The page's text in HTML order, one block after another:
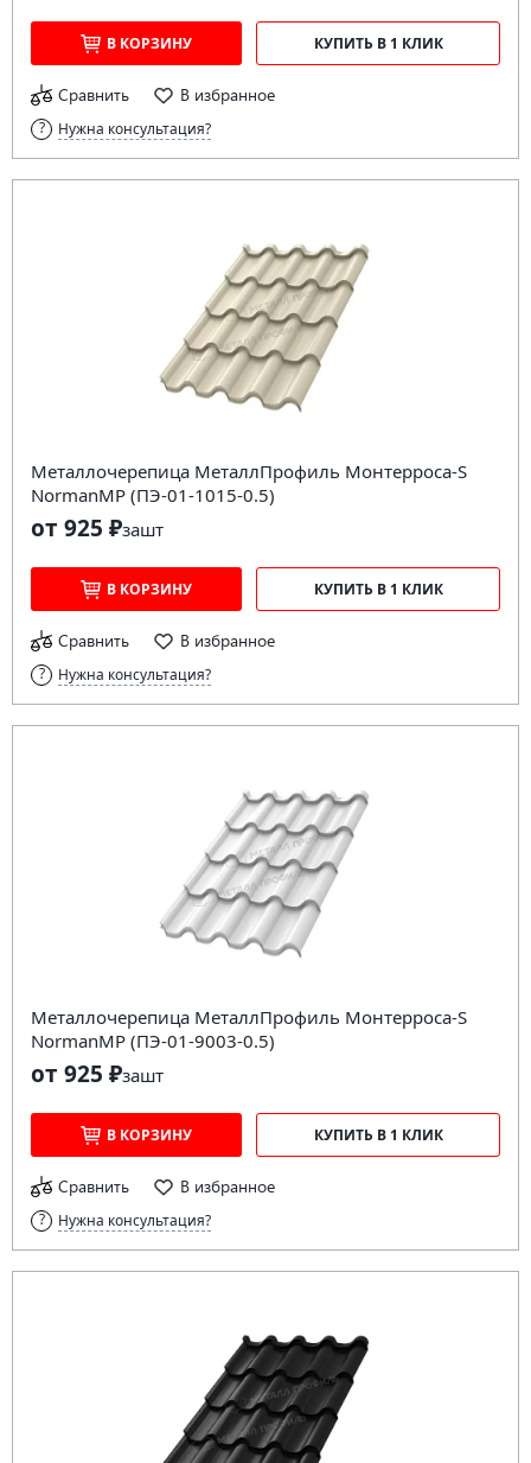
В КОРЗИНУ КУПИТЬ В 1 КЛИК
Сравнить В избранное
Нужна консультация?
Металлочерепица МеталлПрофиль Монтерроса-S
NormanMP (ПЭ-01-1015-0.5)
от 925 ₽зашт
В КОРЗИНУ КУПИТЬ В 1 КЛИК
Сравнить В избранное
Нужна консультация?
Металлочерепица МеталлПрофиль Монтерроса-S
NormanMP (ПЭ-01-9003-0.5)
от 925 ₽зашт
В КОРЗИНУ КУПИТЬ В 1 КЛИК
Сравнить В избранное
Нужна консультация?